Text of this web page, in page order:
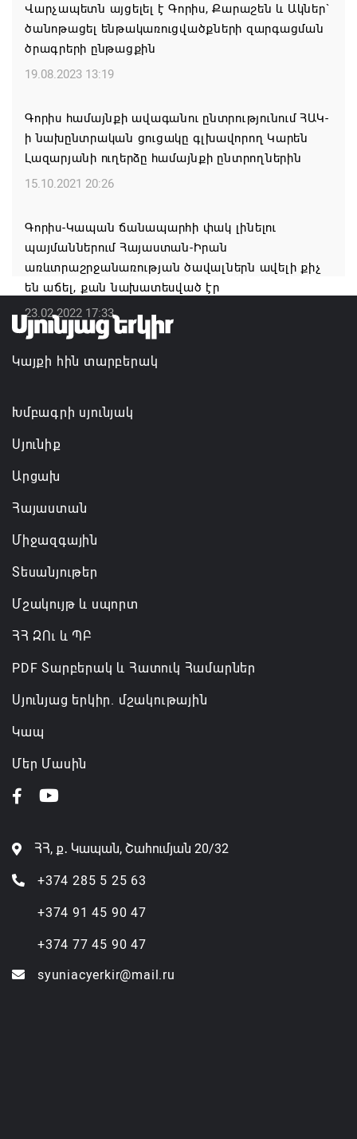
նախաձեռնությամբ ճանապարհաշինական
մեծածավալ աշխատանքներ՝ գյուղական
բնակավայրերում
07.08.2026 16:09
Ռուսաստանի բանակը «Իսկանդերով» հարվածել է
ուկրաինական գնացքին
07.08.2026 14:32
Հայաստանի մի շարք զբոսաշրջային
կլաստերների զարգացման համար
07.08.2026 13:49
Այս օրը պատմության մեջ կարձանագրվի որպես
ամոթի ու դավաճանության օր․ ՌԴ և Նոր
Նախիջևանի հայոց թեմ
Վարչապետն այցելել է Գորիս, Քարաշեն և Ակներ`
ծանոթացել ենթակառուցվածքների զարգացման
ծրագրերի ընթացքին
19.08.2023 13:19
Գորիս համայնքի ավագանու ընտրությունում ՀԱԿ-
ի նախընտրական ցուցակը գլխավորող Կարեն
Լազարյանի ուղերձը համայնքի ընտրողներին
15.10.2021 20:26
Գորիս-Կապան ճանապարհի փակ լինելու
պայմաններում Հայաստան-Իրան
առևտրաշրջանառության ծավալներն ավելի քիչ
են աճել, քան նախատեսված էր
23.02.2022 17:33
Կայքի հին տարբերակ
Խմբագրի սյունյակ
Սյունիք
Արցախ
Հայաստան
Միջազգային
Տեսանյութեր
Մշակույթ և սպորտ
ՀՀ ԶՈւ և ՊԲ
PDF Տարբերակ և Հատուկ Համարներ
Սյունյաց երկիր. մշակութային
Կապ
Մեր Մասին
ՀՀ, ք․ Կապան, Շահումյան 20/32
+374 285 5 25 63
+374 91 45 90 47
+374 77 45 90 47
syuniacyerkir@mail.ru